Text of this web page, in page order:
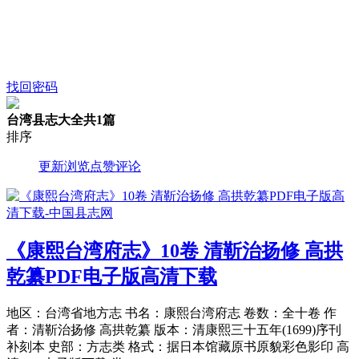
找回密码
台湾县志大全共1篇
排序
更新浏览点赞评论
《康熙台湾府志》10卷 清靳治扬修 高拱
乾纂PDF电子版高清下载
地区：台湾省地方志 书名：康熙台湾府志 卷数：全十卷 作
者：清靳治扬修 高拱乾纂 版本：清康熙三十五年(1699)序刊
补刻本 史部：方志类 格式：据日本馆藏原书原貌彩色影印 高